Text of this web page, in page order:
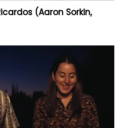
(Aaron Sorkin,